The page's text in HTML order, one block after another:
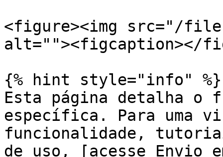
<figure><img src="/files/
alt=""><figcaption></
{% hint style="info" %}
Esta página detalha o
específica. Para uma
funcionalidade,
de uso, [acesse Envio